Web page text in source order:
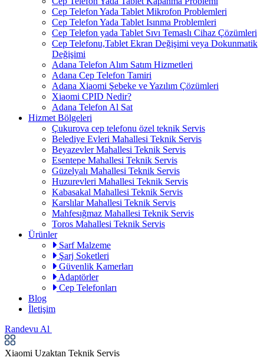
Cep Telefon Yada Tablet Mikrofon Problemleri
Cep Telefon Yada Tablet Isınma Problemleri
Cep Telefon yada Tablet Sıvı Temaslı Cihaz Çözümleri
Cep Telefonu,Tablet Ekran Değişimi veya Dokunmatik
Değişimi
Adana Telefon Alım Satım Hizmetleri
Adana Cep Telefon Tamiri
Adana Xiaomi Şebeke ve Yazılım Çözümleri
Xiaomi CPID Nedir?
Adana Telefon Al Sat
Hizmet Bölgeleri
Çukurova cep telefonu özel teknik Servis
Belediye Evleri Mahallesi Teknik Servis
Beyazevler Mahallesi Teknik Servis
Esentepe Mahallesi Teknik Servis
Güzelyalı Mahallesi Teknik Servis
Huzurevleri Mahallesi Teknik Servis
Kabasakal Mahallesi Teknik Servis
Karslılar Mahallesi Teknik Servis
Mahfesığmaz Mahallesi Teknik Servis
Toros Mahallesi Teknik Servis
Ürünler
Sarf Malzeme
Şarj Soketleri
Güvenlik Kamerları
Adaptörler
Cep Telefonları
Blog
İletişim
Randevu Al
Xiaomi Uzaktan Teknik Servis